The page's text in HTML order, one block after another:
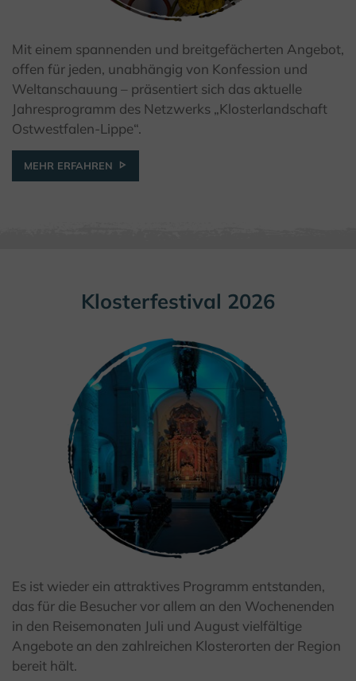
© Kulturland Kreis Höxter / W. Noltenhans
Mit einem spannenden und breitgefächerten Angebot,
offen für jeden, unabhängig von Konfession und
Weltanschauung – präsentiert sich das aktuelle
Jahresprogramm des Netzwerks „Klosterlandschaft
Ostwestfalen-Lippe“.
MEHR ERFAHREN
Klosterfestival 2026
© Kulturland Kreis Höxter / I. Jansen
Es ist wieder ein attraktives Programm entstanden,
das für die Besucher vor allem an den Wochenenden
in den Reisemonaten Juli und August vielfältige
Angebote an den zahlreichen Klosterorten der Region
bereit hält.